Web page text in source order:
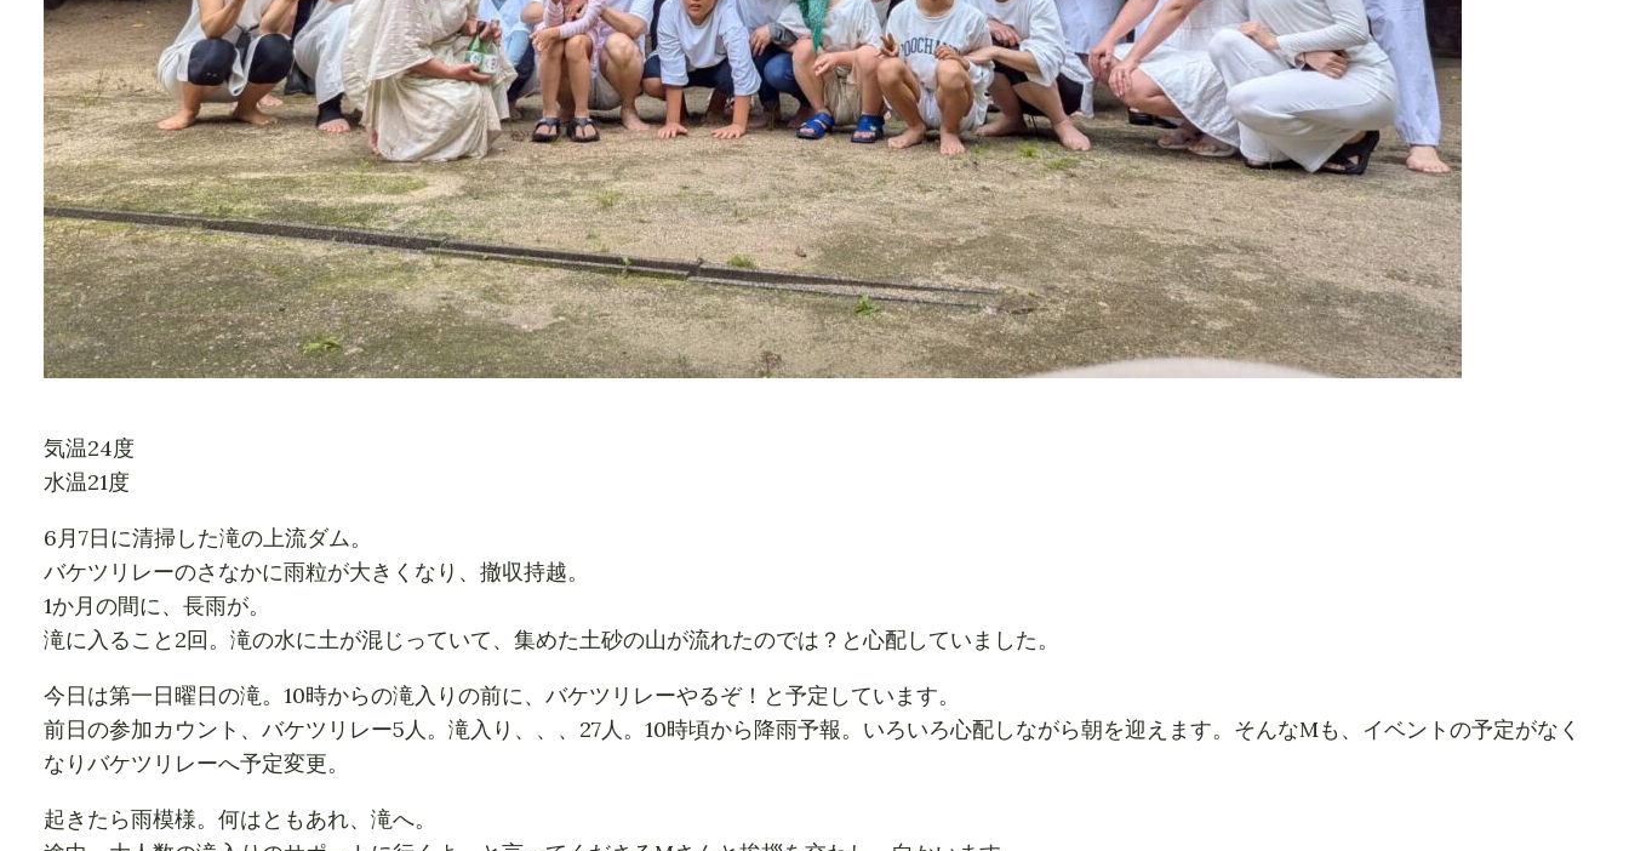
気温24度
水温21度
6月7日に清掃した滝の上流ダム。
バケツリレーのさなかに雨粒が大きくなり、撤収持越。
1か月の間に、長雨が。
滝に入ること2回。滝の水に土が混じっていて、集めた土砂の山が流れたのでは？と心配していました。
今日は第一日曜日の滝。10時からの滝入りの前に、バケツリレーやるぞ！と予定しています。
前日の参加カウント、バケツリレー5人。滝入り、、、27人。10時頃から降雨予報。いろいろ心配しながら朝を迎えます。そんなMも、イベントの予定がなく
なりバケツリレーへ予定変更。
起きたら雨模様。何はともあれ、滝へ。